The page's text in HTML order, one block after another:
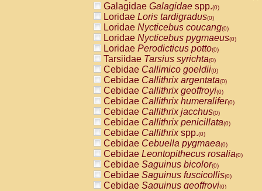
Galagidae Galagidae spp.(0)
Loridae Loris tardigradus(0)
Loridae Nycticebus coucang(0)
Loridae Nycticebus pygmaeus(0)
Loridae Perodicticus potto(0)
Tarsiidae Tarsius syrichta(0)
Cebidae Callimico goeldii(0)
Cebidae Callithrix argentata(0)
Cebidae Callithrix geoffroyi(0)
Cebidae Callithrix humeralifer(0)
Cebidae Callithrix jacchus(0)
Cebidae Callithrix penicillata(0)
Cebidae Callithrixspp.(0)
Cebidae Cebuella pygmaea(0)
Cebidae Leontopithecus rosalia(0)
Cebidae Saguinus bicolor(0)
Cebidae Saguinus fuscicollis(0)
Cebidae Saguinus geoffroyi(0)